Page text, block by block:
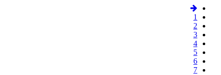
1
2
3
4
5
6
7